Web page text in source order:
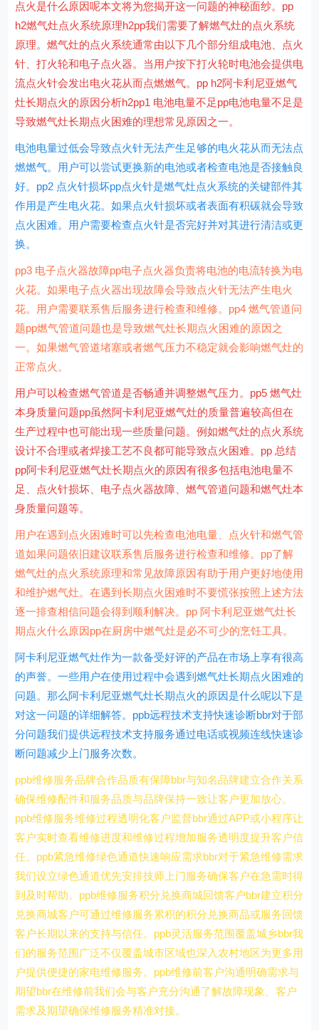
点火是什么原因呢本文将为您揭开这一问题的神秘面纱。pp
h2燃气灶点火系统原理h2pp我们需要了解燃气灶的点火系统
原理。燃气灶的点火系统通常由以下几个部分组成电池、点火
针、打火轮和电子点火器。当用户按下打火轮时电池会提供电
流点火针会发出电火花从而点燃燃气。pp h2阿卡利尼亚燃气
灶长期点火的原因分析h2pp1 电池电量不足pp电池电量不足是
导致燃气灶长期点火困难的理想常见原因之一。
电池电量过低会导致点火针无法产生足够的电火花从而无法点
燃燃气。用户可以尝试更换新的电池或者检查电池是否接触良
好。pp2 点火针损坏pp点火针是燃气灶点火系统的关键部件其
作用是产生电火花。如果点火针损坏或者表面有积碳就会导致
点火困难。用户需要检查点火针是否完好并对其进行清洁或更
换。
pp3 电子点火器故障pp电子点火器负责将电池的电流转换为电
火花。如果电子点火器出现故障会导致点火针无法产生电火
花。用户需要联系售后服务进行检查和维修。pp4 燃气管道问
题pp燃气管道问题也是导致燃气灶长期点火困难的原因之
一。如果燃气管道堵塞或者燃气压力不稳定就会影响燃气灶的
正常点火。
用户可以检查燃气管道是否畅通并调整燃气压力。pp5 燃气灶
本身质量问题pp虽然阿卡利尼亚燃气灶的质量普遍较高但在
生产过程中也可能出现一些质量问题。例如燃气灶的点火系统
设计不合理或者焊接工艺不良都可能导致点火困难。pp 总结
pp阿卡利尼亚燃气灶长期点火的原因有很多包括电池电量不
足、点火针损坏、电子点火器故障、燃气管道问题和燃气灶本
身质量问题等。
用户在遇到点火困难时可以先检查电池电量、点火针和燃气管
道如果问题依旧建议联系售后服务进行检查和维修。pp了解
燃气灶的点火系统原理和常见故障原因有助于用户更好地使用
和维护燃气灶。在遇到长期点火困难时不要慌张按照上述方法
逐一排查相信问题会得到顺利解决。pp 阿卡利尼亚燃气灶长
期点火什么原因pp在厨房中燃气灶是必不可少的烹饪工具。
阿卡利尼亚燃气灶作为一款备受好评的产品在市场上享有很高
的声誉。一些用户在使用过程中会遇到燃气灶长期点火困难的
问题。那么阿卡利尼亚燃气灶长期点火的原因是什么呢以下是
对这一问题的详细解答。ppb远程技术支持快速诊断bbr对于部
分问题我们提供远程技术支持服务通过电话或视频连线快速诊
断问题减少上门服务次数。
ppb维修服务品牌合作品质有保障bbr与知名品牌建立合作关系
确保维修配件和服务品质与品牌保持一致让客户更加放心。
ppb维修服务维修过程透明化客户监督bbr通过APP或小程序让
客户实时查看维修进度和维修过程增加服务透明度提升客户信
任。ppb紧急维修绿色通道快速响应需求bbr对于紧急维修需求
我们设立绿色通道优先安排技师上门服务确保客户在急需时得
到及时帮助。ppb维修服务积分兑换商城回馈客户bbr建立积分
兑换商城客户可通过维修服务累积的积分兑换商品或服务回馈
客户长期以来的支持与信任。ppb灵活服务范围覆盖城乡bbr我
们的服务范围广泛不仅覆盖城市区域也深入农村地区为更多用
户提供便捷的家电维修服务。ppb维修前客户沟通明确需求与
期望bbr在维修前我们会与客户充分沟通了解故障现象、客户
需求及期望确保维修服务精准对接。